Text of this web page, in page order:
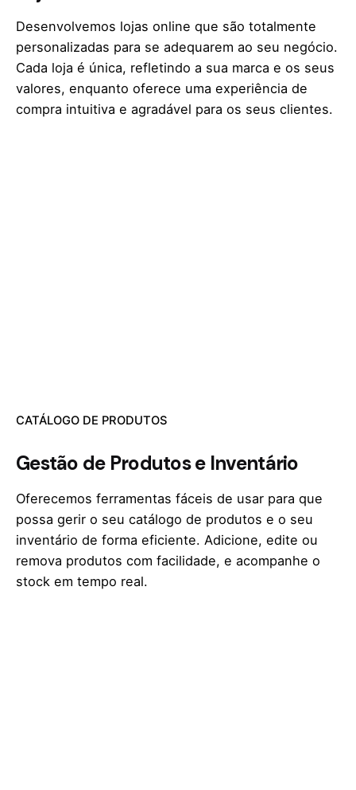
Desenvolvemos lojas online que são totalmente
personalizadas para se adequarem ao seu negócio.
Cada loja é única, refletindo a sua marca e os seus
valores, enquanto oferece uma experiência de
compra intuitiva e agradável para os seus clientes.
CATÁLOGO DE PRODUTOS
Gestão de Produtos e Inventário
Oferecemos ferramentas fáceis de usar para que
possa gerir o seu catálogo de produtos e o seu
inventário de forma eficiente. Adicione, edite ou
remova produtos com facilidade, e acompanhe o
stock em tempo real.